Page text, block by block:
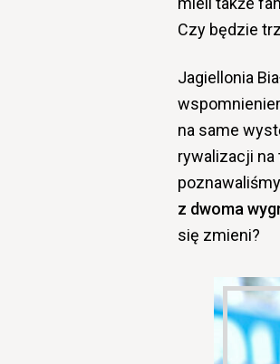
Czy będzie
Jagiellonia
na same
rywalizacji na
z dwoma
się zmieni?